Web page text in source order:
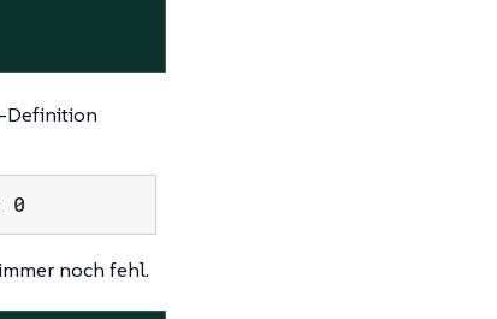
Definition
0
noch fehl.